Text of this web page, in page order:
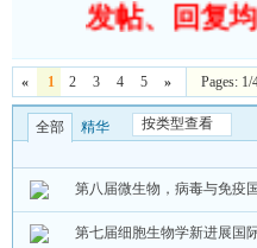
发帖、回复
« 1 2 3 4 5 » Pages:
全部 精华
按类型查看
第八届微生物，病毒与免疫
第七届细胞生物学新进展国